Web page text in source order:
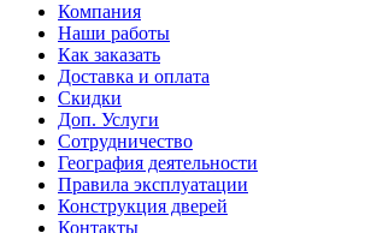
Компания
Наши работы
Как заказать
Доставка и оплата
Скидки
Доп. Услуги
Сотрудничество
География деятельности
Правила эксплуатации
Конструкция дверей
Контакты